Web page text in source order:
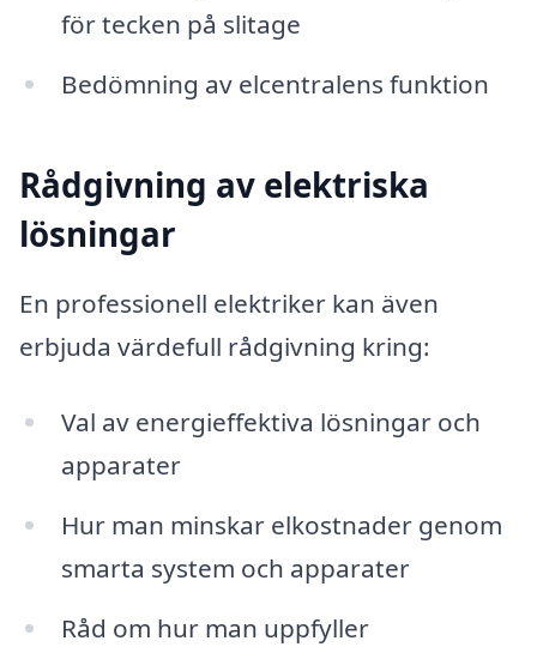
för tecken på slitage
Bedömning av elcentralens funktion
Rådgivning av elektriska
lösningar
En professionell elektriker kan även
erbjuda värdefull rådgivning kring:
Val av energieffektiva lösningar och
apparater
Hur man minskar elkostnader genom
smarta system och apparater
Råd om hur man uppfyller